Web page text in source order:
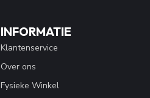
INFORMATIE
Klantenservice
Over ons
Fysieke Winkel